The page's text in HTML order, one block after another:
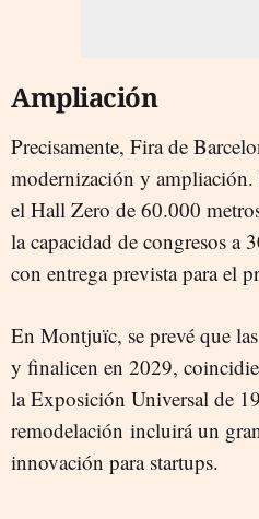
Ampliación
Precisamente, Fira de
modernización y
el Hall Zero de 60.000
la capacidad de congresos a
con entrega prevista para el
En Montjuïc, se prevé que
y finalicen en 2029,
la Exposición Universal de
remodelación incluirá un
innovación para startups.